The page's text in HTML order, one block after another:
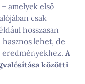
amelyek első
csak
hosszasan
lehet, de
A
közötti